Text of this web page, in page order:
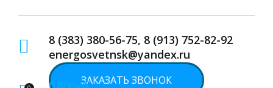
8 (383) 380-56-75, 8 (913) 752-82-92
energosvetnsk@yandex.ru
ЗАКАЗАТЬ ЗВОНОК
0.00руб.